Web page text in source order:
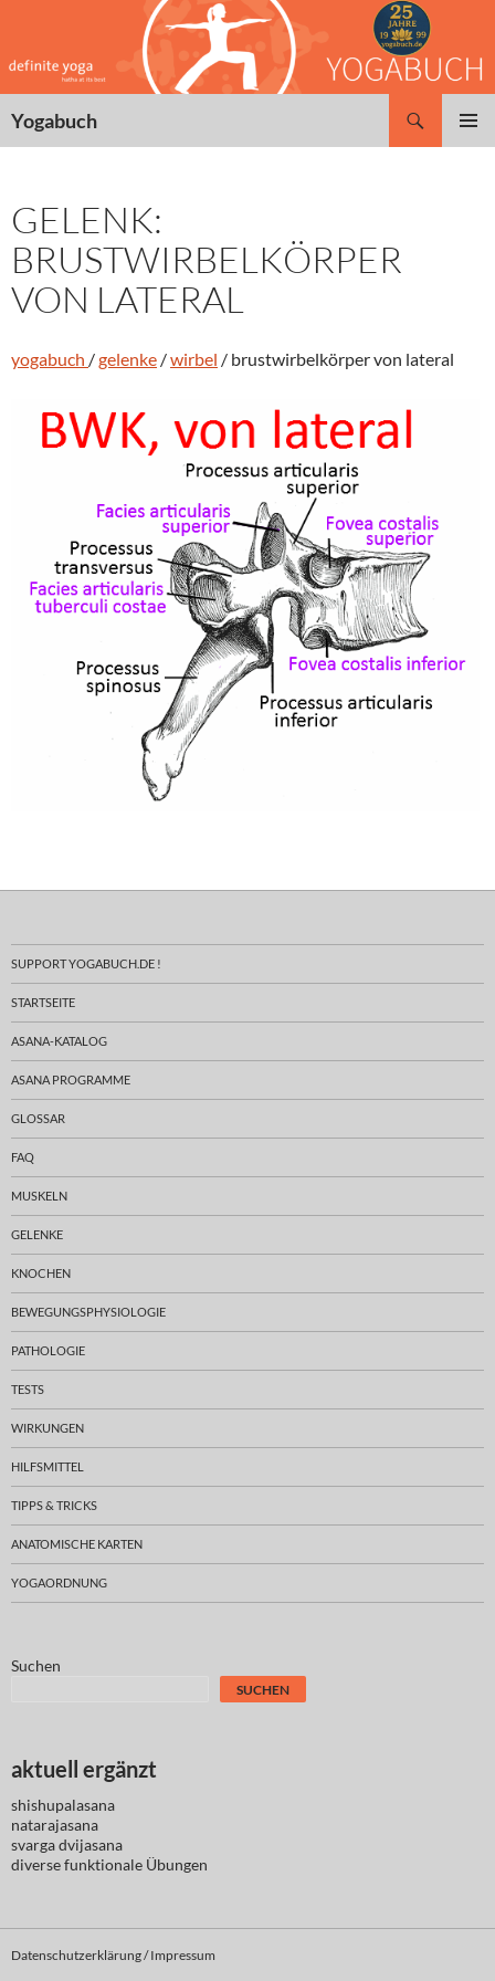
springen
Yogabuch
GELENK:
BRUSTWIRBELKÖRPER
VON LATERAL
yogabuch /gelenke /wirbel / brustwirbelkörper von lateral
SUPPORT YOGABUCH.DE !
STARTSEITE
ASANA-KATALOG
ASANA PROGRAMME
GLOSSAR
FAQ
MUSKELN
GELENKE
KNOCHEN
BEWEGUNGSPHYSIOLOGIE
PATHOLOGIE
TESTS
WIRKUNGEN
HILFSMITTEL
TIPPS & TRICKS
ANATOMISCHE KARTEN
YOGAORDNUNG
Suchen
SUCHEN
aktuell ergänzt
shishupalasana
natarajasana
svarga dvijasana
diversefunktionale Übungen
Datenschutzerklärung / Impressum